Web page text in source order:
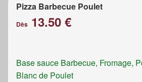
Pizza Barbecue Poulet
Dès 13.50 €
Base sauce Barbecue, Fromage,
Blanc de Poulet